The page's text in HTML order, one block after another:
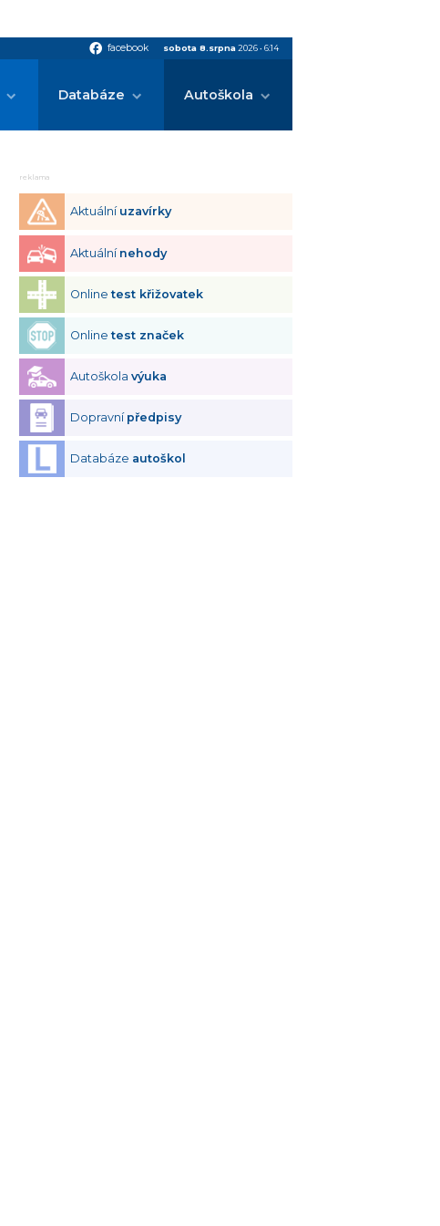
facebook facebook sobota 8.srpna 2026• 6:14
Databáze Autoškola
reklama
Aktuální uzavírky
Aktuální nehody
Onlinetest křižovatek
Onlinetest značek
Autoškolavýuka
Dopravní předpisy
Databáze autoškol